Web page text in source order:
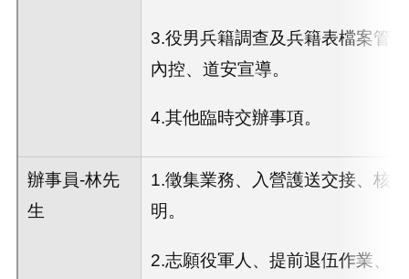
3.役男兵籍調查及兵籍表檔案管
內控、道安宣導。
4.其他臨時交辦事項。
辦事員-林先
生
1.徵集業務、入營護送交接、核
明。
2.志願役軍人、提前退伍作業、